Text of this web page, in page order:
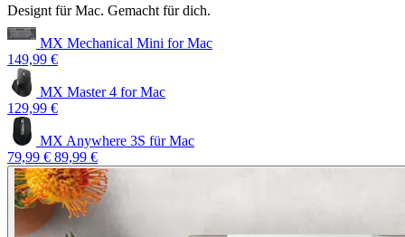
Designt für Mac. Gemacht für dich.
MX Mechanical Mini for Mac
149,99 €
MX Master 4 for Mac
129,99 €
MX Anywhere 3S für Mac
79,99 € 89,99 €